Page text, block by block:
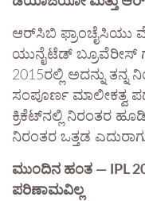
ಆರ್‌ಸಿಬಿ
ಯುನೈಟೆಡ್ ಬ್ರೂವೆರೀಸ್
2015ರಲ್ಲಿ ಅದನ್ನು ತನ್ನ
ಸಂಪೂರ್ಣ ಮಾಲೀಕತ್ವ
ಕ್ರಿಕೆಟ್‌ನಲ್ಲಿ ನಿರಂತರ
ನಿರಂತರ ಒತ್ತಡ
ಮುಂದಿನ ಹಂತ — IPL
ಪರಿಣಾಮವಿಲ್ಲ